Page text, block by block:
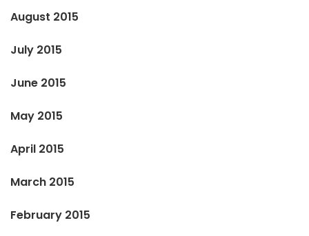
August 2015
July 2015
June 2015
May 2015
April 2015
March 2015
February 2015